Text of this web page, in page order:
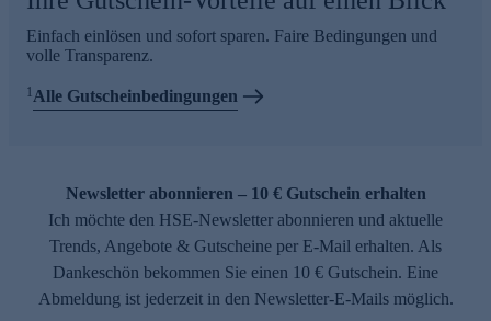
Einfach einlösen und sofort sparen. Faire Bedingungen und
volle Transparenz.
1Alle Gutscheinbedingungen
Newsletter abonnieren – 10 € Gutschein erhalten
Ich möchte den HSE-Newsletter abonnieren und aktuelle
Trends, Angebote & Gutscheine per E-Mail erhalten. Als
Dankeschön bekommen Sie einen 10 € Gutschein. Eine
Abmeldung ist jederzeit in den Newsletter-E-Mails möglich.